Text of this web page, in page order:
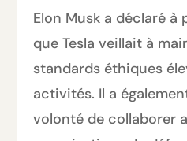
Elon Musk a déclaré à
que Tesla veillait à
standards éthiques
activités. Il a
volonté de collaborer